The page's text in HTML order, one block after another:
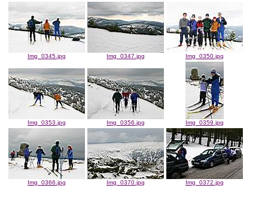
Img_0345.jpg Img_0347.jpg Img_0350.jpg
Img_0353.jpg Img_0356.jpg Img_0359.jpg
Img_0366.jpg Img_0370.jpg Img_0372.jpg